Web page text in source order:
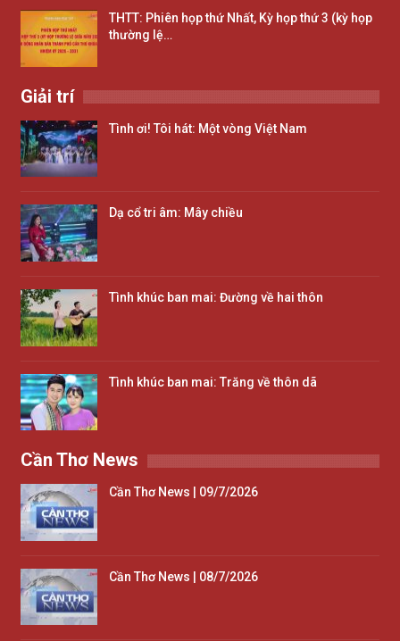
THTT: Phiên họp thứ Nhất, Kỳ họp thứ 3 (kỳ họp
thường lệ…
Giải trí
Tình ơi! Tôi hát: Một vòng Việt Nam
Dạ cổ tri âm: Mây chiều
Tình khúc ban mai: Đường về hai thôn
Tình khúc ban mai: Trăng về thôn dã
Cần Thơ News
Cần Thơ News | 09/7/2026
Cần Thơ News | 08/7/2026